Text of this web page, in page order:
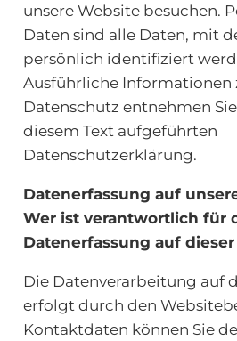
unsere Website besuchen.
Daten sind alle Daten, mit
persönlich identifiziert
Ausführliche Informationen
Datenschutz entnehmen
diesem Text aufgeführten
Datenschutzerklärung.
Datenerfassung auf
Wer ist verantwortlich für
Datenerfassung auf
Die Datenverarbeitung auf
erfolgt durch den
Kontaktdaten können Sie